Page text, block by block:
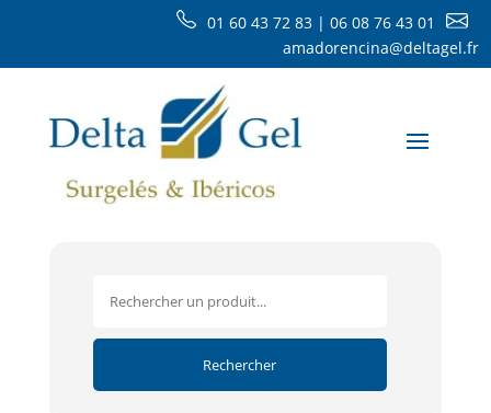
01 60 43 72 83 | 06 08 76 43 01
amadorencina@deltagel.fr